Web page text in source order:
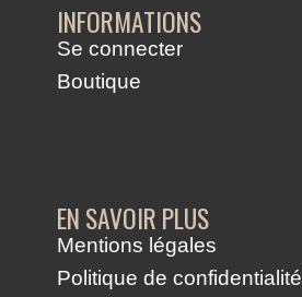
INFORMATIONS
Se connecter
Boutique
EN SAVOIR PLUS
Mentions légales
Politique de confidentialité